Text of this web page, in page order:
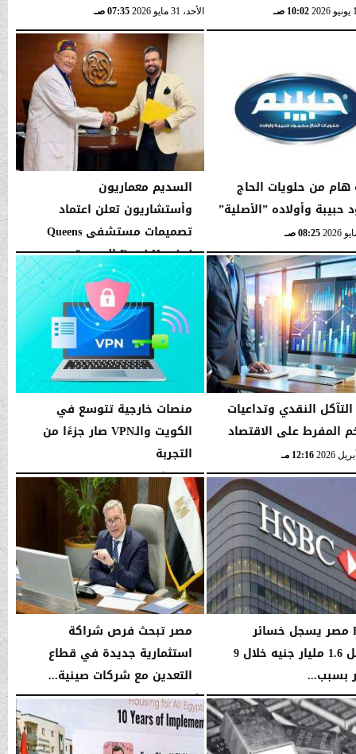
10:02 صـ الأحد، 31 مايو 2026 07:35 صـ
هام من حلويات الحاج
حبيبة وأولاده ”الأصلية”
08:25 صـ
السديم معماريون
وأستشاريون تعلن اعتماد
تصميمات مستشفى Queens
Royal Hospital الجديدة
بالتجمع...
08:40 صـ
التآكل النقدي وتداعيات
المفرط على الاقتصاد
12:16 مـ
منصات خارجية تتوسع في
الكويت والـVPN صار جزءًا من
التجربة
السبت، 4 أبريل 2026 05:24 صـ
HSBC مصر يسجل خسائر
تشغيل 1.6 مليار جنيه خلال 9
بسبب...
03:45 صـ
مصر تبحث فرص شراكة
استثمارية جديدة في قطاع
التعدين مع شركات صينية...
الأربعاء، 14 يناير 2026 03:42 صـ